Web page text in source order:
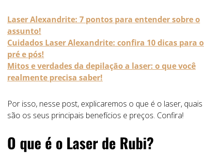
Laser Alexandrite: 7 pontos para entender sobre o
assunto!
Cuidados Laser Alexandrite: confira 10 dicas para o
pré e pós!
Mitos e verdades da depilação a laser: o que você
realmente precisa saber!
Por isso, nesse post, explicaremos o que é o laser, quais
são os seus principais benefícios e preços. Confira!
O que é o Laser de Rubi?